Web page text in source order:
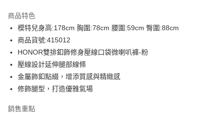
Apple Pay
街口支付
悠遊付
Google Pay
商品特色
模特兒身高:178cm 胸圍:78cm 腰圍:59cm 臀圍:88cm
商品貨號:415012
HONOR雙排釦飾修身壓線口袋微喇叭褲-粉
壓線設計延伸腿部線條
金屬飾釦點綴，增添質感與精緻感
修飾腿型，打造優雅氣場
銷售重點